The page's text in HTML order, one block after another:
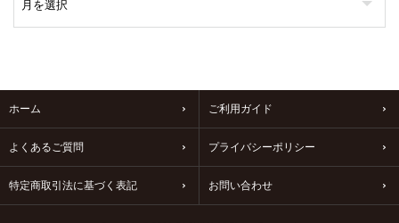
ホーム ご利用ガイド
よくあるご質問 プライバシーポリシー
特定商取引法に基づく表記 お問い合わせ